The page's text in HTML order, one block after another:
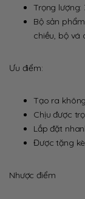
Trọng lượng:
Bộ sản
chiều, bộ vá
Ưu điểm:
Tạo ra
Chịu được
Lắp đặt
Được tặng
Nhược điểm